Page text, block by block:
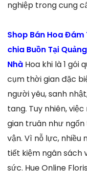
nghiệp trong cung
Shop Bán Hoa Đám
chia Buồn Tại
Nhà Hoa khi là 1 gói
cụm thời gian đặc
người yêu, sanh
tang. Tuy nhiên,
gian truân như
vận. Vì nỗ lực, nhiều
tiết kiệm ngân sách
sức. Hue Online